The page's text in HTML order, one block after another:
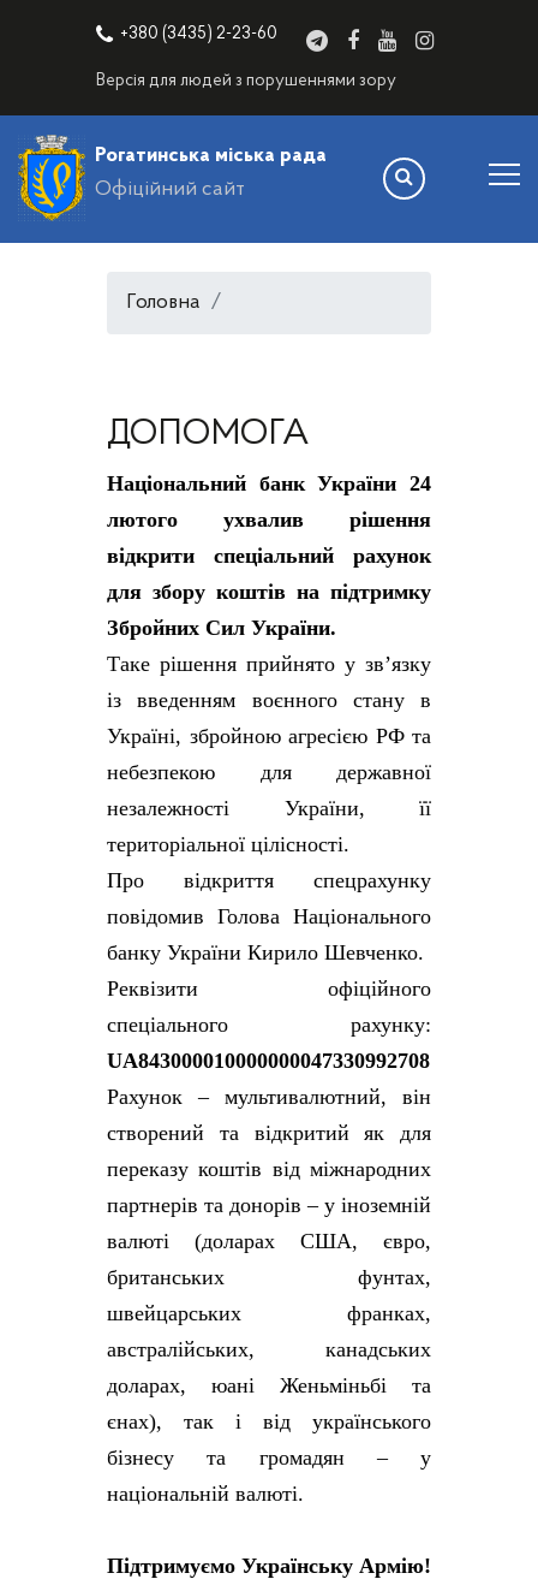
+380 (3435) 2-23-60
Версія для людей з порушеннями зору
Рогатинська міська рада
Офіційний сайт
Головна
ДОПОМОГА
Національний банк України 24
лютого ухвалив рішення
відкрити спеціальний рахунок
для збору коштів на підтримку
Збройних Сил України.
Таке рішення прийнято у зв’язку
із введенням воєнного стану в
Україні, збройною агресією РФ та
небезпекою для державної
незалежності України, її
територіальної цілісності.
Про відкриття спецрахунку
повідомив Голова Національного
банку України Кирило Шевченко.
Реквізити офіційного
спеціального рахунку:
UA843000010000000047330992708
Рахунок – мультивалютний, він
створений та відкритий як для
переказу коштів від міжнародних
партнерів та донорів – у іноземній
валюті (доларах США, євро,
британських фунтах,
швейцарських франках,
австралійських, канадських
доларах, юані Женьміньбі та
єнах), так і від українського
бізнесу та громадян – у
національній валюті.
Підтримуємо Українську Армію!